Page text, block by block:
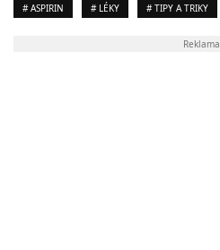
# ASPIRIN # LÉKY # TIPY A TRIKY
Reklama